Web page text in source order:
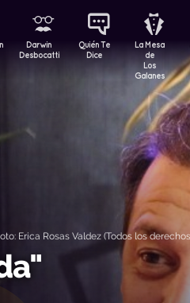
Darwin
Desbocatti
Quién Te
Dice
La Mesa
de
Los
Galanes
Erica Rosas Valdez (Todos los